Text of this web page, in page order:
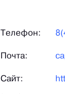
Телефон:
Почта:
Сайт: